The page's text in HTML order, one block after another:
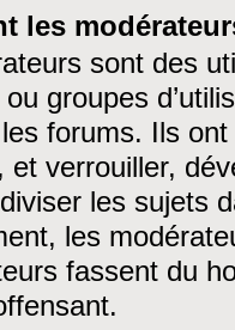
les
sont des
groupes
forums. Ils ont
et verrouiller,
les sujets
les
fassent du